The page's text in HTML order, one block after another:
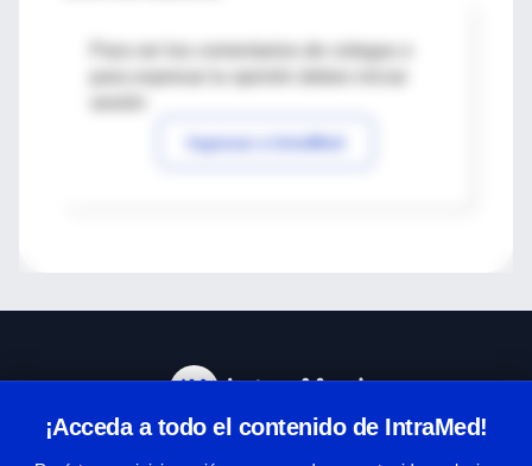
Para ver los comentarios de colegas o
Ingresar a IntraMed
¡Acceda a todo el contenido de IntraMed!